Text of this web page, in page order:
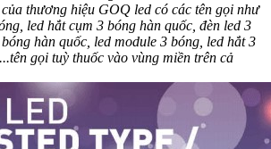
thương hiệu GOQ led có các tên gọi như
led hắt cụm 3 bóng hàn quốc, đèn led 3
hàn quốc, led module 3 bóng, led hắt 3
gọi tuỳ thuốc vào vùng miền trên cả